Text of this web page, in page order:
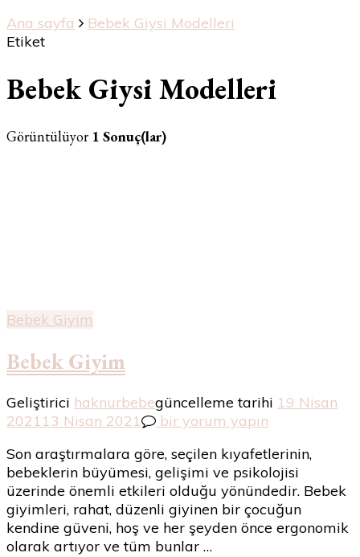
Ana sayfa
Bebek Giysi Modelleri
Etiket
Bebek Giysi Modelleri
Görüntülüyor 1 Sonuç(lar)
Bebek Giyim
Bebek Giyim
Geliştirici haknurbebegüncelleme tarihi 19 Nisan
202113 Nisan 2021
Bebek
için
bir yorum yapın
Son araştırmalara göre, seçilen kıyafetlerinin,
bebeklerin büyümesi, gelişimi ve psikolojisi
üzerinde önemli etkileri olduğu yönündedir. Bebek
giyimleri, rahat, düzenli giyinen bir çocuğun
kendine güveni, hoş ve her şeyden önce ergonomik
olarak artıyor ve tüm bunlar …